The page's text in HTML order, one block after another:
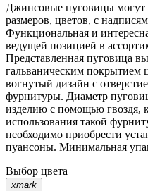
Джинсовые пуговицы могут
размеров, цветов, с
Функциональная и
ведущей позицией в
Представленная пуговица
гальваническим покрытием
вогнутый дизайн с
фурнитуры. Диаметр
изделию с помощью гвоздя,
использования такой
необходимо приобрести
пуансоны. Минимальная
Выбор цвета
xmark